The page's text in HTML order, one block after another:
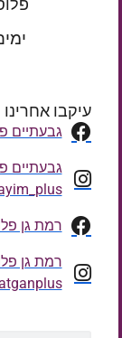
עיקבו אחרינו
גבעתיים
גבעתיים
רמת גן
רמת גן